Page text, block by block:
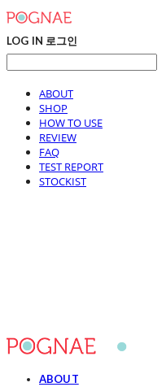
LOG IN 로그인
ABOUT
SHOP
HOW TO USE
REVIEW
FAQ
TEST REPORT
STOCKIST
ABOUT